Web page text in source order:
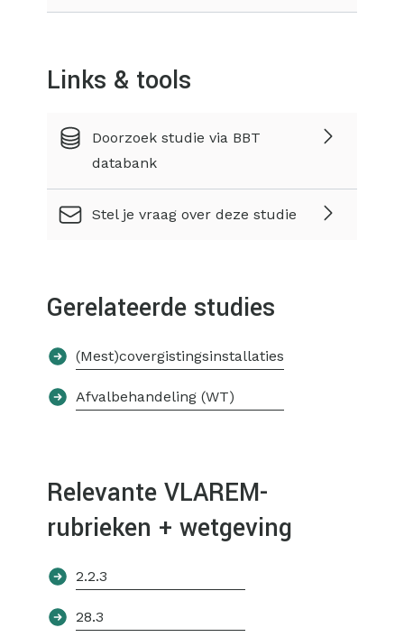
Links & tools
Doorzoek studie via BBT
databank
Stel je vraag over deze studie
Gerelateerde studies
(Mest)covergistingsinstallaties
Afvalbehandeling (WT)
Relevante VLAREM-
rubrieken + wetgeving
2.2.3
28.3